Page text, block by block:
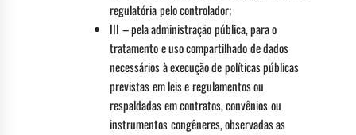
regulatória pelo controlador;
III – pela administração pública, para o
tratamento e uso compartilhado de dados
necessários à execução de políticas públicas
previstas em leis e regulamentos ou
respaldadas em contratos, convênios ou
instrumentos congêneres, observadas as